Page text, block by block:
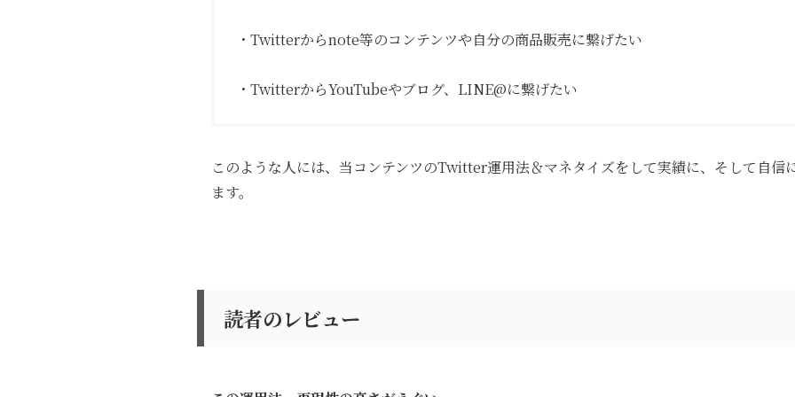
・Twitterからnote等のコンテンツや自分の商品販売に繋げたい
・TwitterからYouTubeやブログ、LINE@に繋げたい
このような人には、当コンテンツのTwitter運用法＆マネタイズをして実績に、そして自信
ます。
読者のレビュー